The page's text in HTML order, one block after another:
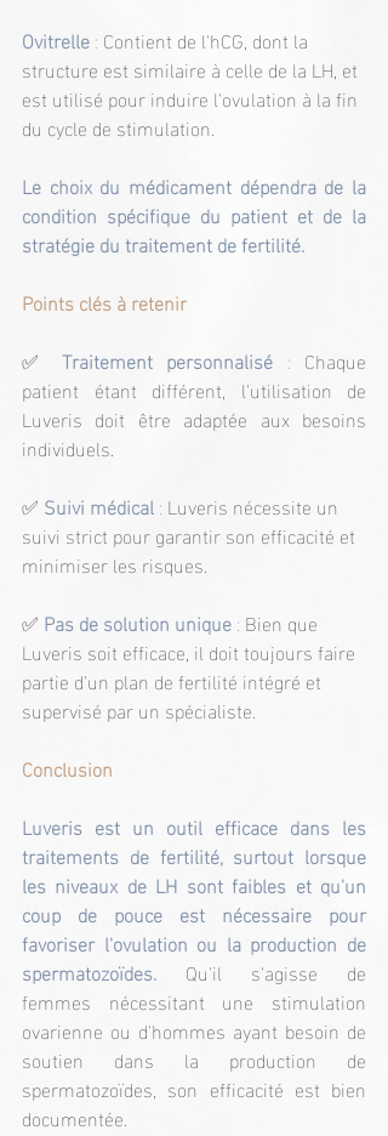
Ovitrelle : Contient de l'hCG, dont la
structure est similaire à celle de la LH, et
est utilisé pour induire l'ovulation à la fin
du cycle de stimulation.
Le choix du médicament dépendra de la
condition spécifique du patient et de la
stratégie du traitement de fertilité.
Points clés à retenir
✅
Traitement personnalisé : Chaque
patient étant différent, l'utilisation de
Luveris doit être adaptée aux besoins
individuels.
✅ Suivi médical : Luveris nécessite un
suivi strict pour garantir son efficacité et
minimiser les risques.
✅ Pas de solution unique : Bien que
Luveris soit efficace, il doit toujours faire
partie d'un plan de fertilité intégré et
supervisé par un spécialiste.
Conclusion
Luveris est un outil efficace dans les
traitements de fertilité, surtout lorsque
les niveaux de LH sont faibles et qu'un
coup de pouce est nécessaire pour
favoriser l'ovulation ou la production de
spermatozoïdes. Qu'il s'agisse de
femmes nécessitant une stimulation
ovarienne ou d'hommes ayant besoin de
soutien dans la production de
spermatozoïdes, son efficacité est bien
documentée.